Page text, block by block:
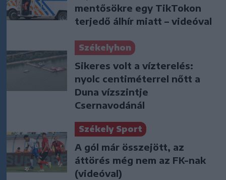
mentősökre egy TikTokon
terjedő álhír miatt – videóval
Székelyhon
Sikeres volt a vízterelés:
nyolc centiméterrel nőtt a
Duna vízszintje
Csernavodánál
Székely Sport
A gól már összejött, az
áttörés még nem az FK-nak
(videóval)